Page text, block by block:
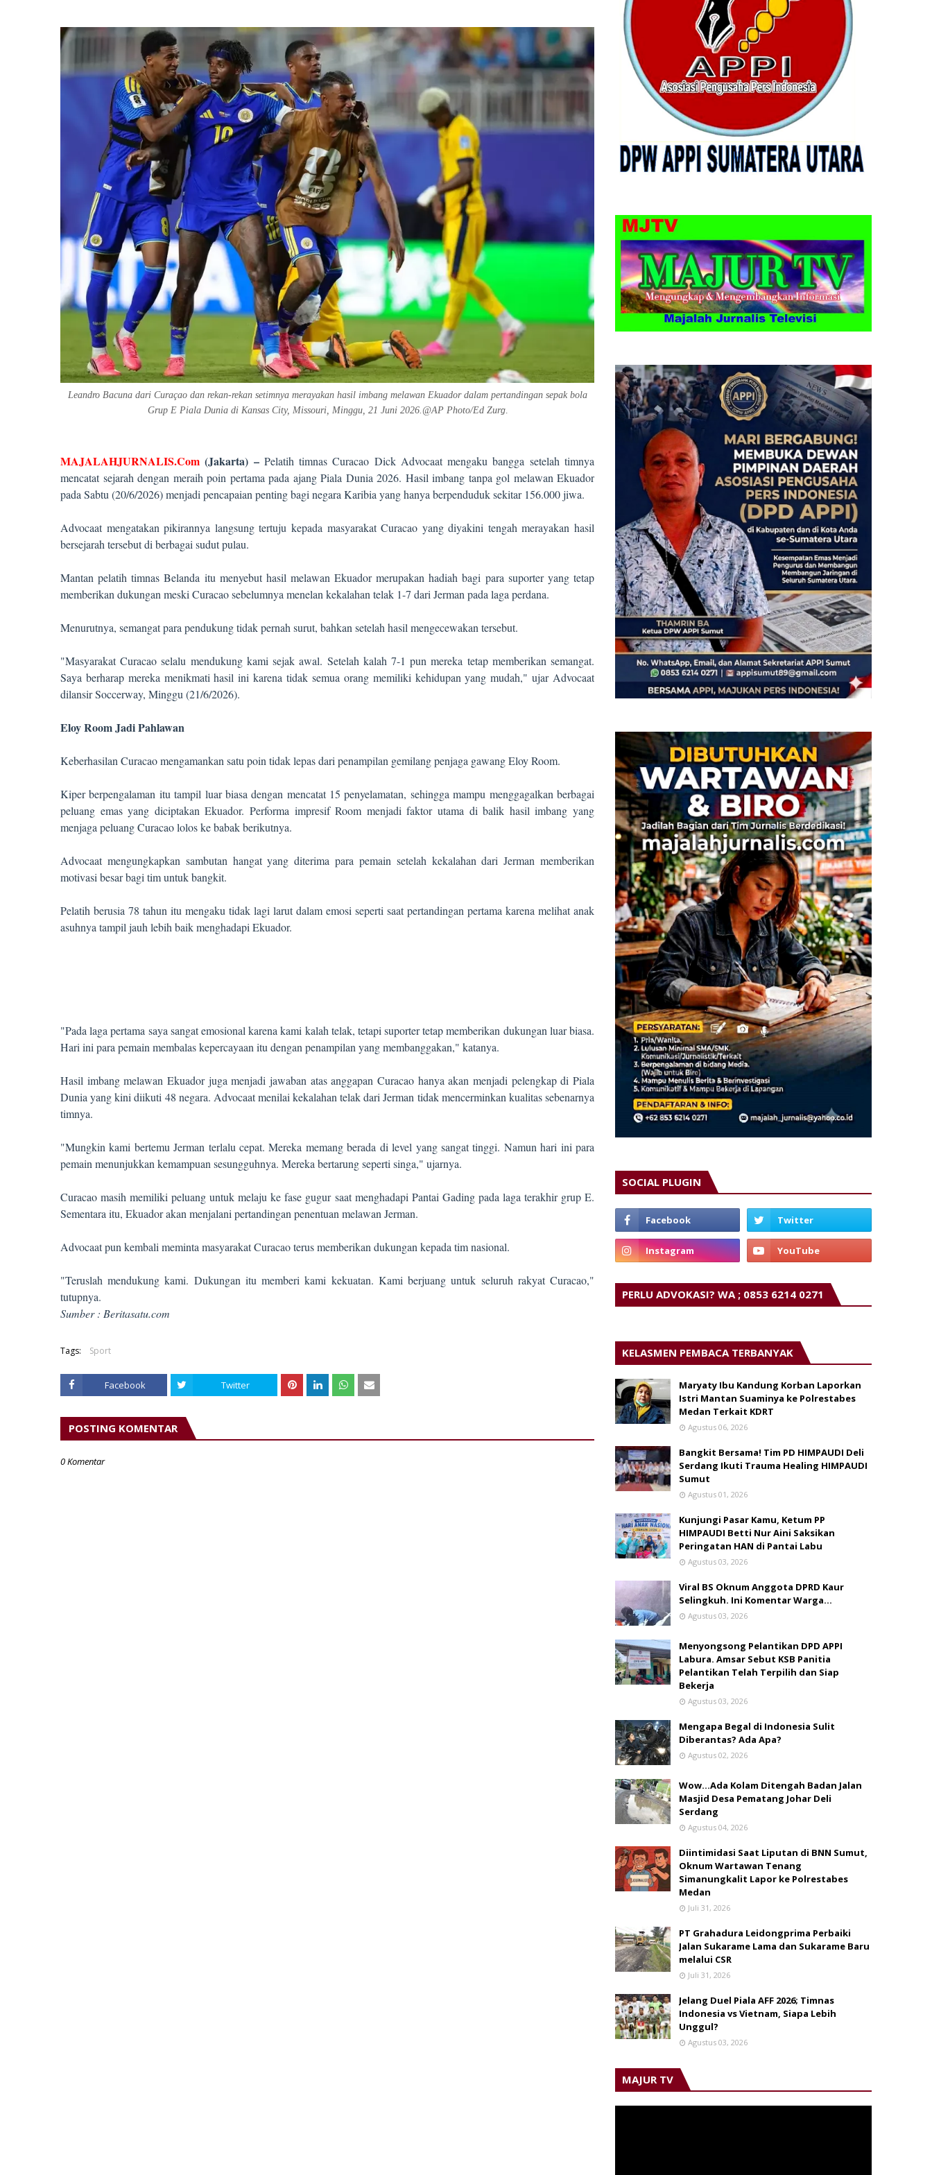
Leandro Bacuna dari Curaçao dan rekan-rekan setimnya merayakan hasil imbang melawan Ekuador dalam pertandingan sepak bola
Grup E Piala Dunia di Kansas City, Missouri, Minggu, 21 Juni 2026.@AP Photo/Ed Zurg.
MAJALAHJURNALIS.Com(Jakarta) – Pelatih timnas Curacao Dick Advocaat mengaku bangga setelah timnya
mencatat sejarah dengan meraih poin pertama pada ajang Piala Dunia 2026. Hasil imbang tanpa gol melawan Ekuador
pada Sabtu (20/6/2026) menjadi pencapaian penting bagi negara Karibia yang hanya berpenduduk sekitar 156.000 jiwa.
Advocaat mengatakan pikirannya langsung tertuju kepada masyarakat Curacao yang diyakini tengah merayakan hasil
bersejarah tersebut di berbagai sudut pulau.
Mantan pelatih timnas Belanda itu menyebut hasil melawan Ekuador merupakan hadiah bagi para suporter yang tetap
memberikan dukungan meski Curacao sebelumnya menelan kekalahan telak 1-7 dari Jerman pada laga perdana.
Menurutnya, semangat para pendukung tidak pernah surut, bahkan setelah hasil mengecewakan tersebut.
"Masyarakat Curacao selalu mendukung kami sejak awal. Setelah kalah 7-1 pun mereka tetap memberikan semangat.
Saya berharap mereka menikmati hasil ini karena tidak semua orang memiliki kehidupan yang mudah," ujar Advocaat
dilansir Soccerway, Minggu (21/6/2026).
Eloy Room Jadi Pahlawan
Keberhasilan Curacao mengamankan satu poin tidak lepas dari penampilan gemilang penjaga gawang Eloy Room.
Kiper berpengalaman itu tampil luar biasa dengan mencatat 15 penyelamatan, sehingga mampu menggagalkan berbagai
peluang emas yang diciptakan Ekuador. Performa impresif Room menjadi faktor utama di balik hasil imbang yang
menjaga peluang Curacao lolos ke babak berikutnya.
Advocaat mengungkapkan sambutan hangat yang diterima para pemain setelah kekalahan dari Jerman memberikan
motivasi besar bagi tim untuk bangkit.
Pelatih berusia 78 tahun itu mengaku tidak lagi larut dalam emosi seperti saat pertandingan pertama karena melihat anak
asuhnya tampil jauh lebih baik menghadapi Ekuador.
"Pada laga pertama saya sangat emosional karena kami kalah telak, tetapi suporter tetap memberikan dukungan luar biasa.
Hari ini para pemain membalas kepercayaan itu dengan penampilan yang membanggakan," katanya.
Hasil imbang melawan Ekuador juga menjadi jawaban atas anggapan Curacao hanya akan menjadi pelengkap di Piala
Dunia yang kini diikuti 48 negara. Advocaat menilai kekalahan telak dari Jerman tidak mencerminkan kualitas sebenarnya
timnya.
"Mungkin kami bertemu Jerman terlalu cepat. Mereka memang berada di level yang sangat tinggi. Namun hari ini para
pemain menunjukkan kemampuan sesungguhnya. Mereka bertarung seperti singa," ujarnya.
Curacao masih memiliki peluang untuk melaju ke fase gugur saat menghadapi Pantai Gading pada laga terakhir grup E.
Sementara itu, Ekuador akan menjalani pertandingan penentuan melawan Jerman.
Advocaat pun kembali meminta masyarakat Curacao terus memberikan dukungan kepada tim nasional.
"Teruslah mendukung kami. Dukungan itu memberi kami kekuatan. Kami berjuang untuk seluruh rakyat Curacao,"
tutupnya.
Sumber : Beritasatu.com
Tags: Sport
Facebook Twitter
POSTING KOMENTAR
0 Komentar
SOCIAL PLUGIN
PERLU ADVOKASI? WA ; 0853 6214 0271
KELASMEN PEMBACA TERBANYAK
Maryaty Ibu Kandung Korban Laporkan
Istri Mantan Suaminya ke Polrestabes
Medan Terkait KDRT
Agustus 06, 2026
Bangkit Bersama! Tim PD HIMPAUDI Deli
Serdang Ikuti Trauma Healing HIMPAUDI
Sumut
Agustus 01, 2026
Kunjungi Pasar Kamu, Ketum PP
HIMPAUDI Betti Nur Aini Saksikan
Peringatan HAN di Pantai Labu
Agustus 03, 2026
Viral BS Oknum Anggota DPRD Kaur
Selingkuh. Ini Komentar Warga…
Agustus 03, 2026
Menyongsong Pelantikan DPD APPI
Labura. Amsar Sebut KSB Panitia
Pelantikan Telah Terpilih dan Siap
Bekerja
Agustus 03, 2026
Mengapa Begal di Indonesia Sulit
Diberantas? Ada Apa?
Agustus 02, 2026
Wow...Ada Kolam Ditengah Badan Jalan
Masjid Desa Pematang Johar Deli
Serdang
Agustus 04, 2026
Diintimidasi Saat Liputan di BNN Sumut,
Oknum Wartawan Tenang
Simanungkalit Lapor ke Polrestabes
Medan
Juli 31, 2026
PT Grahadura Leidongprima Perbaiki
Jalan Sukarame Lama dan Sukarame Baru
melalui CSR
Juli 31, 2026
Jelang Duel Piala AFF 2026; Timnas
Indonesia vs Vietnam, Siapa Lebih
Unggul?
Agustus 03, 2026
MAJUR TV